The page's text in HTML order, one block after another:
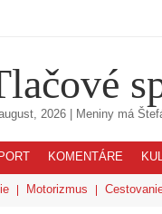
2026 | Meniny má
KOMENTÁRE
Motorizmus